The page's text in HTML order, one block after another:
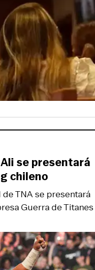
TNA se presentará
Guerra de Titanes
se presentará
chileno